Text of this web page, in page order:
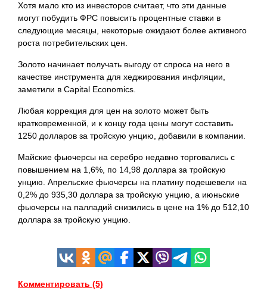
Хотя мало кто из инвесторов считает, что эти данные
могут побудить ФРС повысить процентные ставки в
следующие месяцы, некоторые ожидают более активного
роста потребительских цен.
Золото начинает получать выгоду от спроса на него в
качестве инструмента для хеджирования инфляции,
заметили в Capital Economics.
Любая коррекция для цен на золото может быть
кратковременной, и к концу года цены могут составить
1250 долларов за тройскую унцию, добавили в компании.
Майские фьючерсы на серебро недавно торговались с
повышением на 1,6%, по 14,98 доллара за тройскую
унцию. Апрельские фьючерсы на платину подешевели на
0,2% до 935,30 доллара за тройскую унцию, а июньские
фьючерсы на палладий снизились в цене на 1% до 512,10
доллара за тройскую унцию.
Комментировать (5)